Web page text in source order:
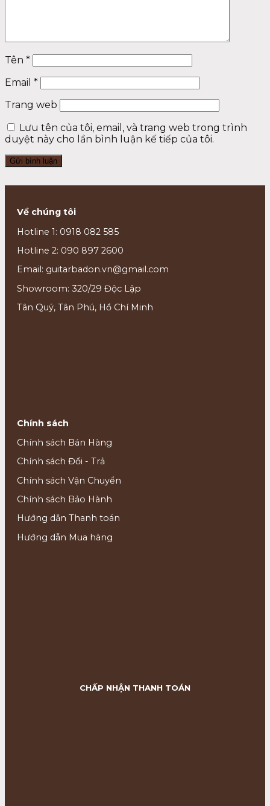
Tên *
Email *
Trang web
Lưu tên của tôi, email, và trang web trong trình
duyệt này cho lần bình luận kế tiếp của tôi.
Về chúng tôi
Hotline 1: 0918 082 585
Hotline 2: 090 897 2600
Email: guitarbadon.vn@gmail.com
Showroom: 320/29 Độc Lập
Tân Quý, Tân Phú, Hồ Chí Minh
Chính sách
Chính sách Bán Hàng
Chính sách Đổi - Trả
Chính sách Vận Chuyển
Chính sách Bảo Hành
Hướng dẫn Thanh toán
Hướng dẫn Mua hàng
CHẤP NHẬN THANH TOÁN